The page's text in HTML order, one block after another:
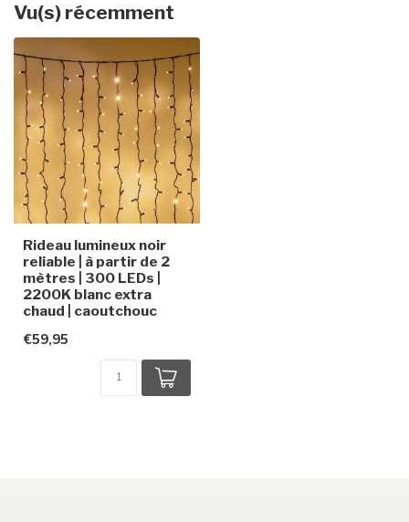
Vu(s) récemment
Rideau lumineux noir
reliable | à partir de 2
mètres | 300 LEDs |
2200K blanc extra
chaud | caoutchouc
€59,95